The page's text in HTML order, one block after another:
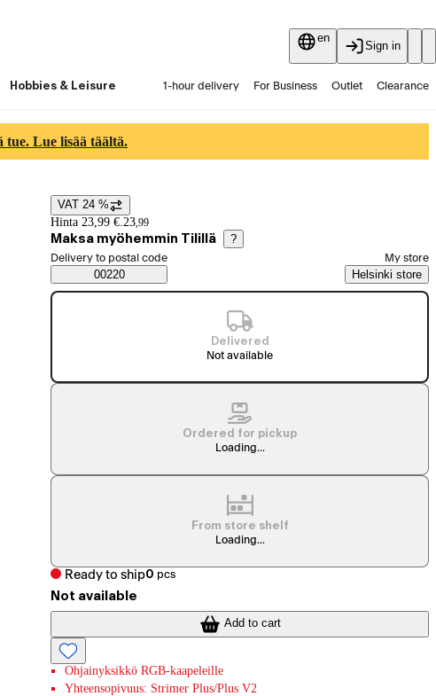
en
Sign in
Hobbies & Leisure 1-hour delivery For Business Outlet Clearance
tue. Lue lisää täältä.
Price details
VAT 24 %
Hinta 23,99 €. 23,99
Maksa myöhemmin Tilillä ?
Saatavuustiedot
Select order method
Delivery to postal code
00220
My store
Helsinki store
Delivered
Not available
Ordered for pickup
Loading...
From store shelf
Loading...
Ready to ship0 pcs
Not available
Add to cart
Ohjainyksikkö RGB-kaapeleille
Yhteensopivuus: Strimer Plus/Plus V2